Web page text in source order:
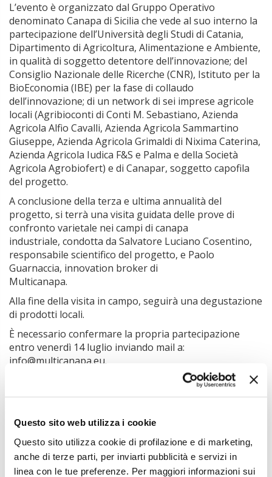
Questo sito web utilizza i cookie
Questo sito utilizza cookie di profilazione e di marketing,
anche di terze parti, per inviarti pubblicità e servizi in
linea con le tue preferenze. Per maggiori informazioni sui
L’evento è organizzato dal Gruppo Operativo
denominato Canapa di Sicilia che vede al suo interno la
partecipazione dell’Università degli Studi di Catania,
Dipartimento di Agricoltura, Alimentazione e Ambiente,
in qualità di soggetto detentore dell’innovazione; del
Consiglio Nazionale delle Ricerche (CNR), Istituto per la
BioEconomia (IBE) per la fase di collaudo
dell’innovazione; di un network di sei imprese agricole
locali (Agribioconti di Conti M. Sebastiano, Azienda
Agricola Alfio Cavalli, Azienda Agricola Sammartino
Giuseppe, Azienda Agricola Grimaldi di Nixima Caterina,
Azienda Agricola Iudica F&S e Palma e della Società
Agricola Agrobiofert) e di Canapar, soggetto capofila
del progetto.
A conclusione della terza e ultima annualità del
progetto, si terrà una visita guidata delle prove di
confronto varietale nei campi di canapa
industriale, condotta da Salvatore Luciano Cosentino,
responsabile scientifico del progetto, e Paolo
Guarnaccia, innovation broker di
Multicanapa.
Alla fine della visita in campo, seguirà una degustazione
di prodotti locali.
È necessario confermare la propria partecipazione
entro venerdì 14 luglio inviando mail a:
info@multicanapa.eu.
Per maggiori informazioni, è possibile consultare il sito
internethttps://multicanapa.eu/o scrivere all’indirizzo: